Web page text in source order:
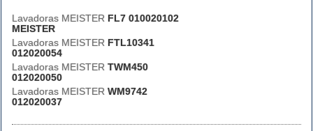
Lavadoras MEISTER FL7 010020102
MEISTER
Lavadoras MEISTER FTL10341
012020054
Lavadoras MEISTER TWM450
012020050
Lavadoras MEISTER WM9742
012020037